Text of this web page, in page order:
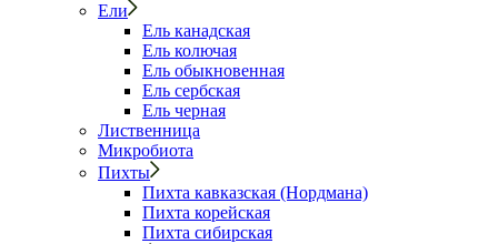
Ели
Ель канадская
Ель колючая
Ель обыкновенная
Ель сербская
Ель черная
Лиственница
Микробиота
Пихты
Пихта кавказская (Нордмана)
Пихта корейская
Пихта сибирская